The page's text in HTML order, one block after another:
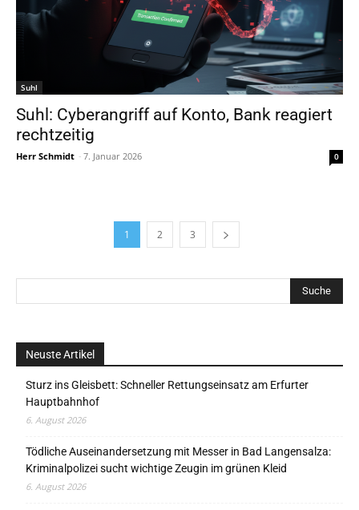
Suhl
Suhl: Cyberangriff auf Konto, Bank reagiert
rechtzeitig
Herr Schmidt - 7. Januar 2026 0
1 2 3
Neuste Artikel
Sturz ins Gleisbett: Schneller Rettungseinsatz am Erfurter
Hauptbahnhof
6. August 2026
Tödliche Auseinandersetzung mit Messer in Bad Langensalza:
Kriminalpolizei sucht wichtige Zeugin im grünen Kleid
6. August 2026